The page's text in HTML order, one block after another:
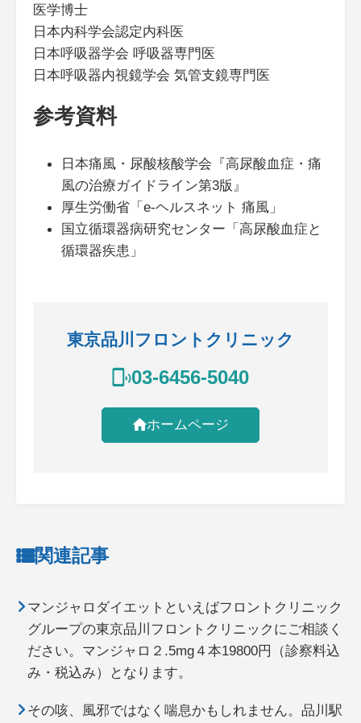
医学博士
日本内科学会認定内科医
日本呼吸器学会 呼吸器専門医
日本呼吸器内視鏡学会 気管支鏡専門医
参考資料
日本痛風・尿酸核酸学会『高尿酸血症・痛
風の治療ガイドライン第3版』
厚生労働省「e-ヘルスネット 痛風」
国立循環器病研究センター「高尿酸血症と
循環器疾患」
東京品川フロントクリニック
03-6456-5040
ホームページ
関連記事
マンジャロダイエットといえばフロントクリニック
グループの東京品川フロントクリニックにご相談く
ださい。マンジャロ２.5mg４本19800円（診察料込
み・税込み）となります。
その咳、風邪ではなく喘息かもしれません。品川駅